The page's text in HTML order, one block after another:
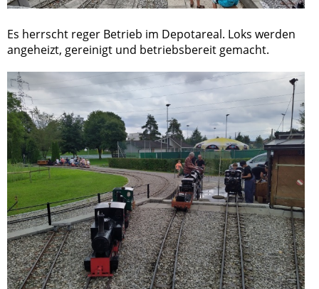
Es herrscht reger Betrieb im Depotareal. Loks werden
angeheizt, gereinigt und betriebsbereit gemacht.